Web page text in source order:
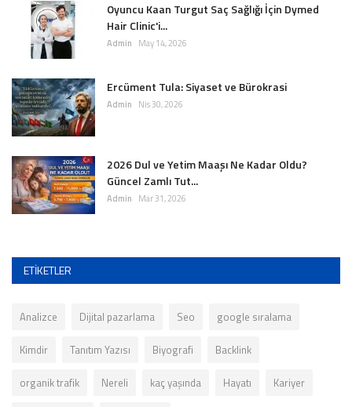
Oyuncu Kaan Turgut Saç Sağlığı İçin Dymed
Hair Clinic'i...
Admin May 14, 2026
Ercüment Tula: Siyaset ve Bürokrasi
Admin Nis 30, 2026
2026 Dul ve Yetim Maaşı Ne Kadar Oldu?
Güncel Zamlı Tut...
Admin Mar 31, 2026
ETIKETLER
Analizce Dijital pazarlama Seo google sıralama
Kimdir Tanıtım Yazısı Biyografi Backlink
organik trafik Nereli kaç yaşında Hayatı Kariyer